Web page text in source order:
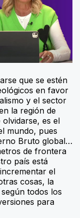
que se estén
en favor
y el sector
la región de
es el
mundo, pues
Bruto global…
de frontera
país está
el
cosas, la
todos los
para